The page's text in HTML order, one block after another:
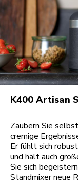
K400 Artisan
Zaubern Sie
cremige
Er fühlt sich
und hält auch
Sie sich
Standmixer neue